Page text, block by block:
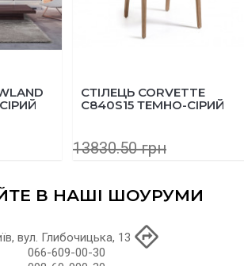
СТІЛЕЦЬ CORVETTE
C840S15 ТЕМНО-СІРИЙ
13830.50 грн
В НАШІ ШОУРУМИ
вул. Глибочицька, 13
066-609-00-30